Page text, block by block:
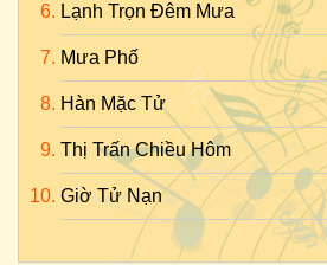
Lạnh Trọn Đêm Mưa
Mưa Phố
Hàn Mặc Tử
Thị Trấn Chiều Hôm
Giờ Tử Nạn